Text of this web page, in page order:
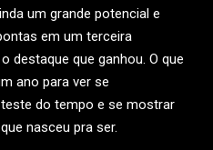
um grande potencial e
em um terceira
destaque que ganhou. O que
ano para ver se
do tempo e se mostrar
nasceu pra ser.